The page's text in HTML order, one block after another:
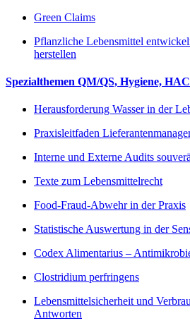
Green Claims
Pflanzliche Lebensmittel
herstellen
Spezialthemen QM/QS, Hygiene,
Herausforderung Wasser in der
Praxisleitfaden
Interne und Externe Audits
Texte zum Lebensmittelrecht
Food-Fraud-Abwehr in der Praxis
Statistische Auswertung in der
Codex Alimentarius –
Clostridium perfringens
Lebensmittelsicherheit und
Antworten